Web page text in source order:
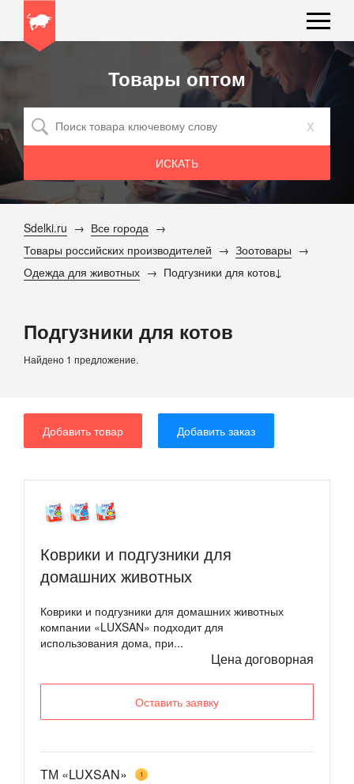
Товары оптом
x
Sdelki.ru
Все города
Товары российских производителей
Зоотовары
Одежда для животных
Подгузники для котов
Подгузники для котов
Найдено 1 предложение.
Добавить товар Добавить заказ
Коврики и подгузники для
домашних животных
Коврики и подгузники для домашних животных
компании «LUXSAN» подходит для
использования дома, при...
Цена договорная
Оставить заявку
ТМ «LUXSAN» 1